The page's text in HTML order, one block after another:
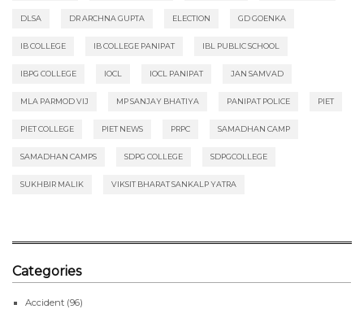
DLSA DR ARCHNA GUPTA ELECTION GD GOENKA
IB COLLEGE IB COLLEGE PANIPAT IBL PUBLIC SCHOOL
IBPG COLLEGE IOCL IOCL PANIPAT JAN SAMVAD
MLA PARMOD VIJ MP SANJAY BHATIYA PANIPAT POLICE PIET
PIET COLLEGE PIET NEWS PRPC SAMADHAN CAMP
SAMADHAN CAMPS SDPG COLLEGE SDPGCOLLEGE
SUKHBIR MALIK VIKSIT BHARAT SANKALP YATRA
Categories
Accident (96)